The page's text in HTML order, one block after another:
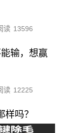
读 13596
输，想赢
读 12225
吗？